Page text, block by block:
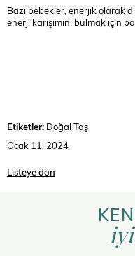
Bazı bebekler, enerjik olarak
enerji karışımını bulmak için
Etiketler: Doğal Taş
Ocak 11, 2024
Listeye dön